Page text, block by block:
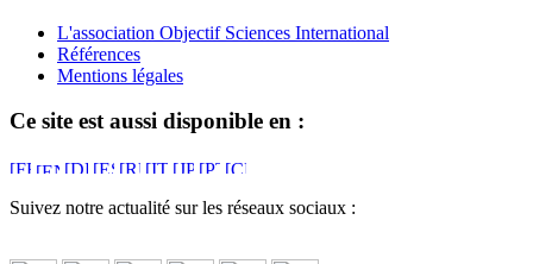
L'association Objectif Sciences International
Références
Mentions légales
Ce site est aussi disponible en :
Suivez notre actualité sur les réseaux sociaux :